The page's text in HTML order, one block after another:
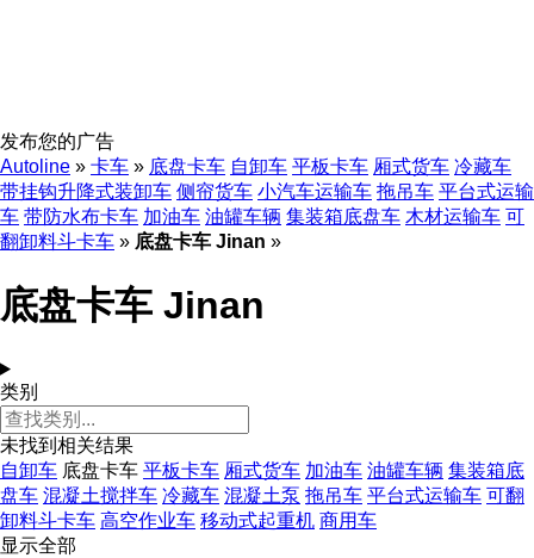
发布您的广告
Autoline » 卡车 » 底盘卡车 自卸车 平板卡车 厢式货车 冷藏车
带挂钩升降式装卸车 侧帘货车 小汽车运输车 拖吊车 平台式运输
车 带防水布卡车 加油车 油罐车辆 集装箱底盘车 木材运输车 可
翻卸料斗卡车 » 底盘卡车 Jinan »
底盘卡车 Jinan
类别
未找到相关结果
自卸车 底盘卡车 平板卡车 厢式货车 加油车 油罐车辆 集装箱底
盘车 混凝土搅拌车 冷藏车 混凝土泵 拖吊车 平台式运输车 可翻
卸料斗卡车 高空作业车 移动式起重机 商用车
显示全部